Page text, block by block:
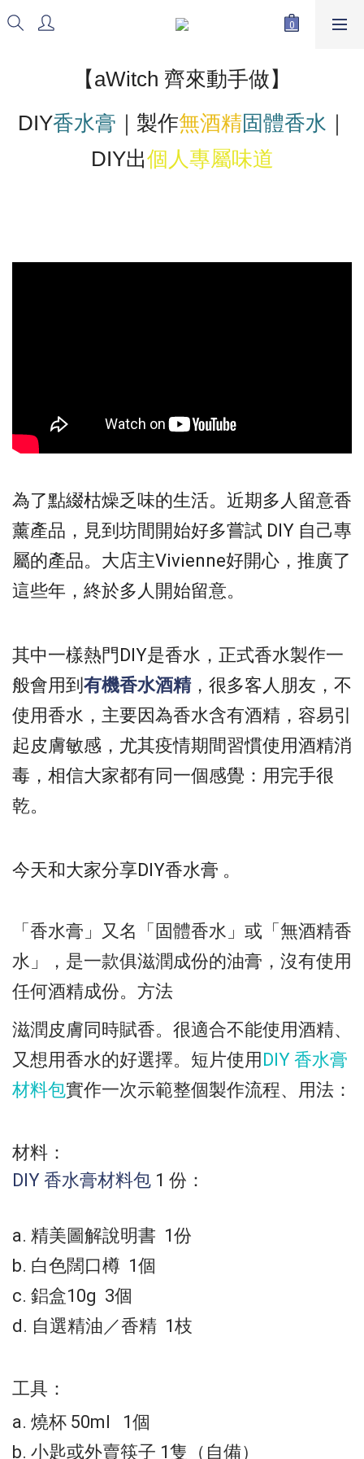
【aWitch​ 齊來動手做】
DIY香水膏 ｜製作無酒精固體香水 ｜
DIY出個人專屬味道
為了點綴枯燥乏味的生活。近期多人留意香
薰產品，見到坊間開始好多嘗試 DIY 自己專
屬的產品。大店主Vivienne好開心，推廣了
這些年，終於多人開始留意。
其中一樣熱門DIY是香水，正式香水製作一
般會用到 有機香水酒精，很多客人朋友，不
使用香水，主要因為香水含有酒精，容易引
起皮膚敏感，尤其疫情期間習慣使用酒精消
毒，相信大家都有同一個感覺：用完手很
乾。
今天和大家分享DIY香水膏 。
「香水膏」又名「固體香水」或「無酒精香
水」，是一款俱滋潤成份的油膏，沒有使用
任何酒精成份。方法
滋潤皮膚同時賦香。很適合不能使用酒精、
又想用香水的好選擇。短片使用 DIY 香水膏
材料包實作一次示範整個製作流程、用法：
材料：
DIY 香水膏材料包 1 份：
a. 精美圖解說明書 1份
b. 白色闊口樽 1個
c. 鋁盒10g 3個
d. 自選精油／香精 1枝
工具：
a. 燒杯 50ml 1個
b. 小匙或外賣筷子 1隻（自備）